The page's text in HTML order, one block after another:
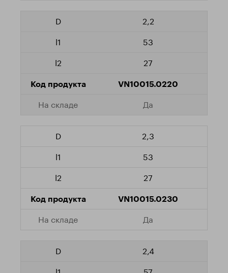
2,2
53
27
VN10015.0220
Да
2,3
53
27
VN10015.0230
Да
2,4